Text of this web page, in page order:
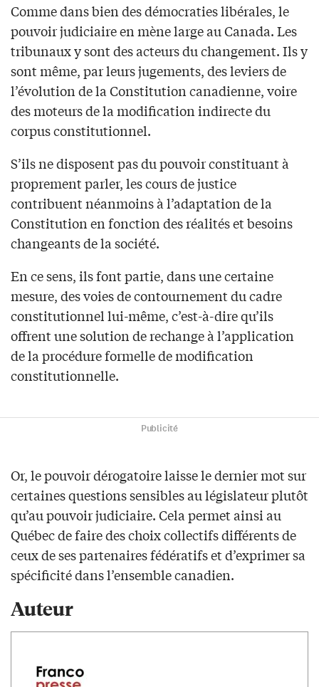
Comme dans bien des démocraties libérales, le
pouvoir judiciaire en mène large au Canada. Les
tribunaux y sont des acteurs du changement. Ils y
sont même, par leurs jugements, des leviers de
l’évolution de la Constitution canadienne, voire
des moteurs de la modification indirecte du
corpus constitutionnel.
S’ils ne disposent pas du pouvoir constituant à
proprement parler, les cours de justice
contribuent néanmoins à l’adaptation de la
Constitution en fonction des réalités et besoins
changeants de la société.
En ce sens, ils font partie, dans une certaine
mesure, des voies de contournement du cadre
constitutionnel lui-même, c’est-à-dire qu’ils
offrent une solution de rechange à l’application
de la procédure formelle de modification
constitutionnelle.
Publicité
Or, le pouvoir dérogatoire laisse le dernier mot sur
certaines questions sensibles au législateur plutôt
qu’au pouvoir judiciaire. Cela permet ainsi au
Québec de faire des choix collectifs différents de
ceux de ses partenaires fédératifs et d’exprimer sa
spécificité dans l’ensemble canadien.
Auteur